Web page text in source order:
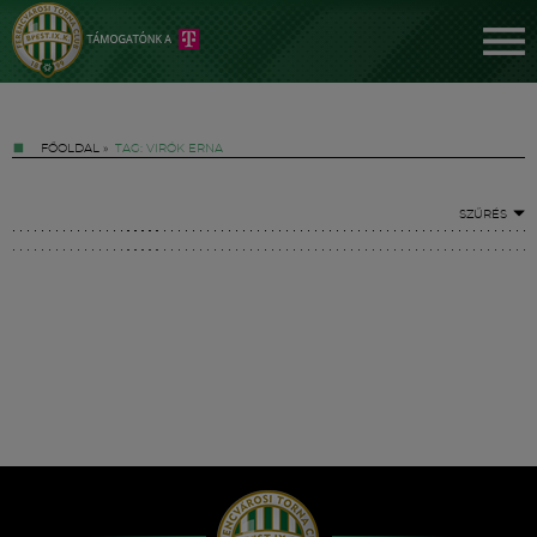
FŐOLDAL » TAG: VIRÓK ERNA
SZŰRÉS
Hírek